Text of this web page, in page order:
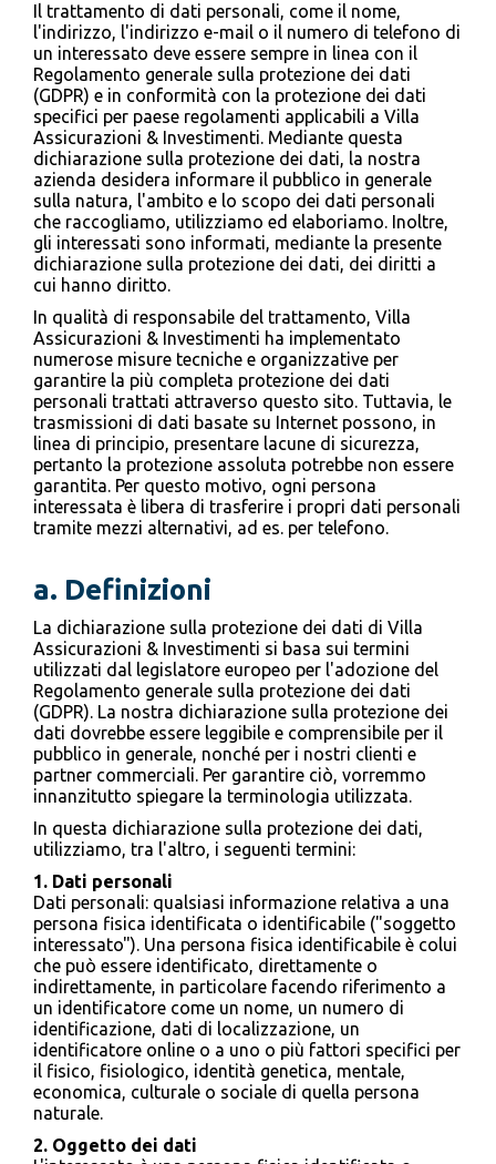
Il trattamento di dati personali, come il nome,
l'indirizzo, l'indirizzo e-mail o il numero di telefono di
un interessato deve essere sempre in linea con il
Regolamento generale sulla protezione dei dati
(GDPR) e in conformità con la protezione dei dati
specifici per paese regolamenti applicabili a Villa
Assicurazioni & Investimenti. Mediante questa
dichiarazione sulla protezione dei dati, la nostra
azienda desidera informare il pubblico in generale
sulla natura, l'ambito e lo scopo dei dati personali
che raccogliamo, utilizziamo ed elaboriamo. Inoltre,
gli interessati sono informati, mediante la presente
dichiarazione sulla protezione dei dati, dei diritti a
cui hanno diritto.
In qualità di responsabile del trattamento, Villa
Assicurazioni & Investimenti ha implementato
numerose misure tecniche e organizzative per
garantire la più completa protezione dei dati
personali trattati attraverso questo sito. Tuttavia, le
trasmissioni di dati basate su Internet possono, in
linea di principio, presentare lacune di sicurezza,
pertanto la protezione assoluta potrebbe non essere
garantita. Per questo motivo, ogni persona
interessata è libera di trasferire i propri dati personali
tramite mezzi alternativi, ad es. per telefono.
a. Definizioni
La dichiarazione sulla protezione dei dati di Villa
Assicurazioni & Investimenti si basa sui termini
utilizzati dal legislatore europeo per l'adozione del
Regolamento generale sulla protezione dei dati
(GDPR). La nostra dichiarazione sulla protezione dei
dati dovrebbe essere leggibile e comprensibile per il
pubblico in generale, nonché per i nostri clienti e
partner commerciali. Per garantire ciò, vorremmo
innanzitutto spiegare la terminologia utilizzata.
In questa dichiarazione sulla protezione dei dati,
utilizziamo, tra l'altro, i seguenti termini:
1. Dati personali
Dati personali: qualsiasi informazione relativa a una
persona fisica identificata o identificabile ("soggetto
interessato"). Una persona fisica identificabile è colui
che può essere identificato, direttamente o
indirettamente, in particolare facendo riferimento a
un identificatore come un nome, un numero di
identificazione, dati di localizzazione, un
identificatore online o a uno o più fattori specifici per
il fisico, fisiologico, identità genetica, mentale,
economica, culturale o sociale di quella persona
naturale.
2. Oggetto dei dati